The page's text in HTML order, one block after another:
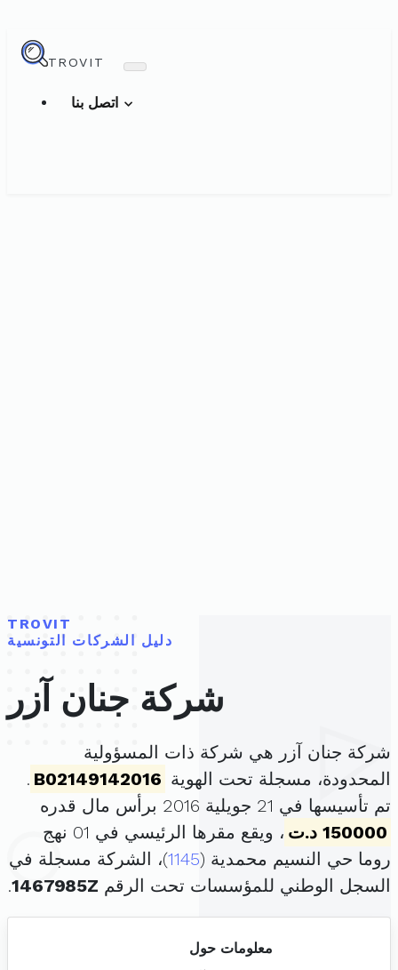
TROVIT
TROVIT
دليل الشركات التونسية
شركة جنان آزر
شركة جنان آزر هي شركة ذات المسؤولية
المحدودة، مسجلة تحت الهوية B02149142016
.
تم تأسيسها في 21 جويلية 2016 برأس مال قدره
150000 د.ت
، ويقع مقرها الرئيسي في 01 نهج
روما حي النسيم محمدية (1145)، الشركة مسجلة في
السجل الوطني للمؤسسات تحت الرقم 1467985Z
.
معلومات حول